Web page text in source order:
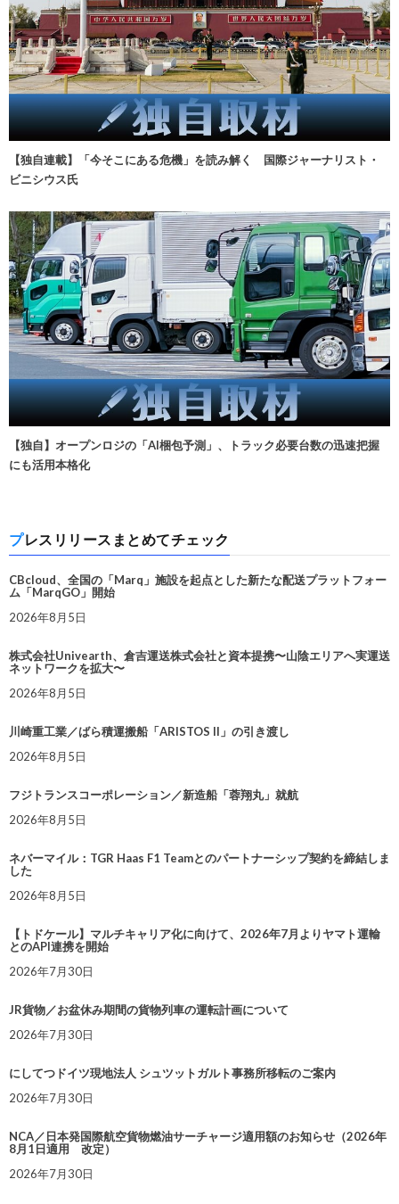
【独自連載】「今そこにある危機」を読み解く 国際ジャーナリスト・
ビニシウス氏
【独自】オープンロジの「AI梱包予測」、トラック必要台数の迅速把握
にも活用本格化
プレスリリースまとめてチェック
CBcloud、全国の「Marq」施設を起点とした新たな配送プラットフォー
ム「MarqGO」開始
2026年8月5日
株式会社Univearth、倉吉運送株式会社と資本提携〜山陰エリアへ実運送
ネットワークを拡大〜
2026年8月5日
川崎重工業／ばら積運搬船「ARISTOS II」の引き渡し
2026年8月5日
フジトランスコーポレーション／新造船「蓉翔丸」就航
2026年8月5日
ネバーマイル：TGR Haas F1 Teamとのパートナーシップ契約を締結しま
した
2026年8月5日
【トドケール】マルチキャリア化に向けて、2026年7月よりヤマト運輸
とのAPI連携を開始
2026年7月30日
JR貨物／お盆休み期間の貨物列車の運転計画について
2026年7月30日
にしてつドイツ現地法人 シュツットガルト事務所移転のご案内
2026年7月30日
NCA／日本発国際航空貨物燃油サーチャージ適用額のお知らせ（2026年
8月1日適用 改定）
2026年7月30日